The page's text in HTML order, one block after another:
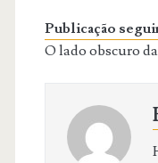
Publicação
O lado obscuro